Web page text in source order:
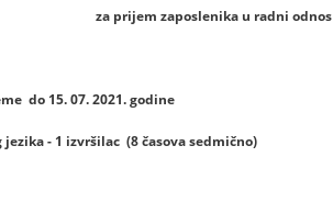
za prijem zaposlenika u radni odnos
do 15. 07. 2021. godine
jezika - 1 izvršilac (8 časova sedmično)